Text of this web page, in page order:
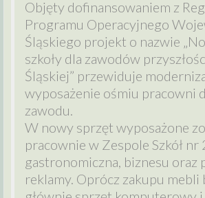
Objęty dofinansowaniem z
Programu Operacyjnego
Śląskiego projekt o nazwie
szkoły dla zawodów
Śląskiej” przewiduje
wyposażenie ośmiu pracowni
zawodu.
W nowy sprzęt wyposażone
pracownie w Zespole Szkół
gastronomiczna, biznesu oraz
reklamy. Oprócz zakupu mebli